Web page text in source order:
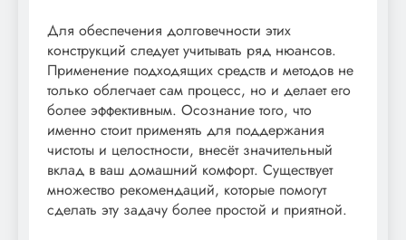
Для обеспечения долговечности этих
конструкций следует учитывать ряд нюансов.
Применение подходящих средств и методов не
только облегчает сам процесс, но и делает его
более эффективным. Осознание того, что
именно стоит применять для поддержания
чистоты и целостности, внесёт значительный
вклад в ваш домашний комфорт. Существует
множество рекомендаций, которые помогут
сделать эту задачу более простой и приятной.